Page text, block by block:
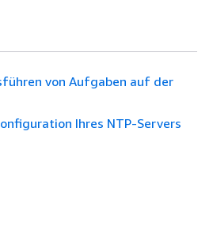
von Aufgaben auf der
Ihres NTP-Servers